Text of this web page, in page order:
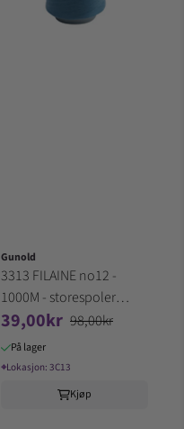
Gunold
3313 FILAINE no12 -
1000M - storespoler
100% Akryl (3C13)
39,00kr 98,00kr
På lager
⌖Lokasjon: 3C13
Kjøp